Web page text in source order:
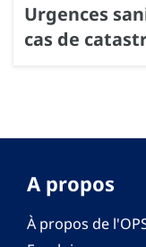
Urgences
cas de
A propos
À propos de